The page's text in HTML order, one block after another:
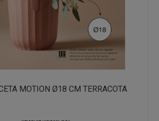
MOTION Ø18 CM TERRACOTA